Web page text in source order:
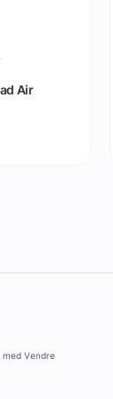
Air
med Vendre